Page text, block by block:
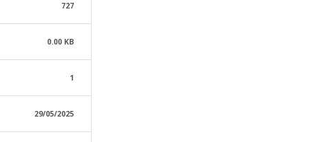
727
0.00 KB
1
29/05/2025